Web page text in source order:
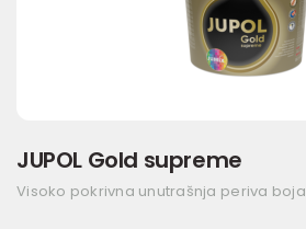
JUPOL Gold supreme
Visoko pokrivna unutrašnja periva boja